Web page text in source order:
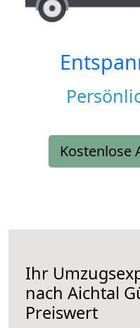
Kostenlose
Ihr
nach Aichtal
Preiswert